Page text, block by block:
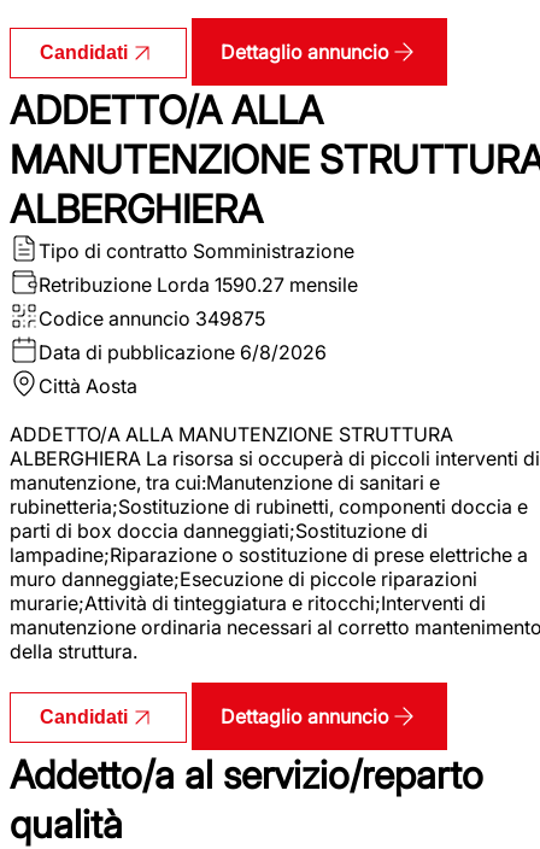
Candidati Dettaglio annuncio
ADDETTO/A ALLA
MANUTENZIONE
ALBERGHIERA
Tipo di contratto Somministrazione
Retribuzione Lorda 1590.27 mensile
Codice annuncio 349875
Data di pubblicazione 6/8/2026
Città Aosta
ADDETTO/A ALLA MANUTENZIONE STRUTTURA
ALBERGHIERA La risorsa si occuperà di piccoli interventi di
manutenzione, tra cui:Manutenzione di sanitari e
rubinetteria;Sostituzione di rubinetti, componenti doccia e
parti di box doccia danneggiati;Sostituzione di
lampadine;Riparazione o sostituzione di prese elettriche a
muro danneggiate;Esecuzione di piccole riparazioni
murarie;Attività di tinteggiatura e ritocchi;Interventi di
manutenzione ordinaria necessari al corretto
della struttura.
Candidati Dettaglio annuncio
Addetto/a al servizio/reparto
qualità